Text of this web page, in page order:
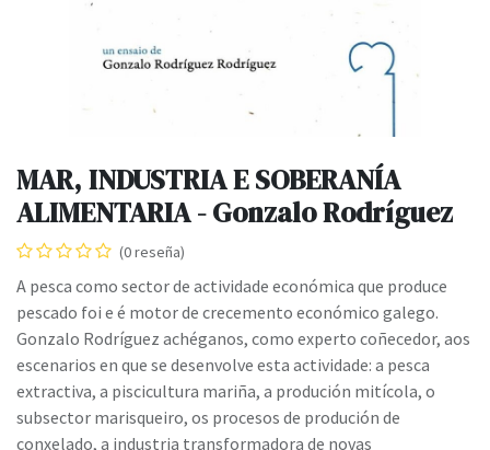
MAR, INDUSTRIA E SOBERANÍA
ALIMENTARIA - Gonzalo Rodríguez
(0 reseña)
A pesca como sector de actividade económica que produce
pescado foi e é motor de crecemento económico galego.
Gonzalo Rodríguez achéganos, como experto coñecedor, aos
escenarios en que se desenvolve esta actividade: a pesca
extractiva, a piscicultura mariña, a produción mitícola, o
subsector marisqueiro, os procesos de produción de
conxelado, a industria transformadora de novas